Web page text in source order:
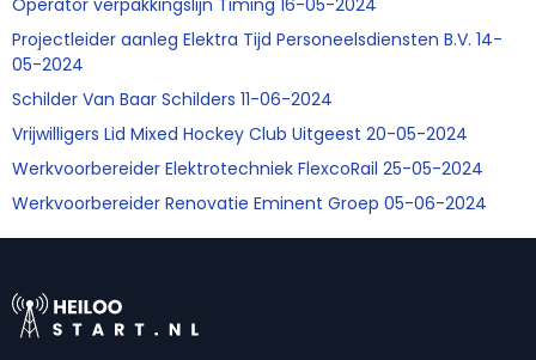
Operator verpakkingslijn Timing 16-05-2024
Projectleider aanleg Elektra Tijd Personeelsdiensten B.V. 14-
05-2024
Schilder Van Baar Schilders 11-06-2024
Vrijwilligers Lid Mixed Hockey Club Uitgeest 20-05-2024
Werkvoorbereider Elektrotechniek FlexcoRail 25-05-2024
Werkvoorbereider Renovatie Eminent Groep 05-06-2024